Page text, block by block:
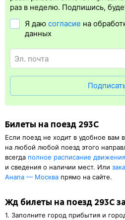
упрощает жизнь пассажиру. Её
Электронная регистрация доступна
исключение составляют поезда
в электронном жд билете. А в
регистрации еще и распечатка
раз в неделю. Подпишись,
Я даю согласие на
данных
Билеты на поезд 293С
Если поезд не ходит в удобное вам
на любой любой поезд этого
всегда полное расписание
и сведения о наличии мест. Или
Анапа — Москва прямо на сайте.
Жд билеты на поезд 293С
1. Заполните город прибытия и